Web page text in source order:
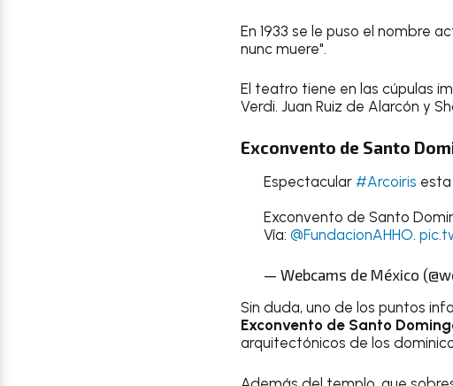
En 1933 se le puso el nombre
nunc muere".
El teatro tiene en las cúpulas
Verdi. Juan Ruiz de Alarcón y
Exconvento de Santo
Espectacular #Arcoiris
Exconvento de Santo
Vía: @FundacionAHHO.
— Webcams de México
Sin duda, uno de los puntos
Exconvento de Santo
arquitectónicos de los